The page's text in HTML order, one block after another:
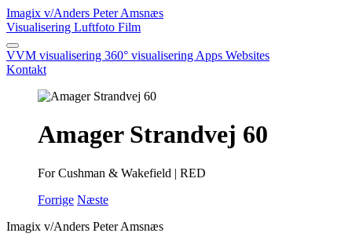
Imagix v/Anders Peter Amsnæs
Visualisering Luftfoto Film
VVM visualisering 360° visualisering Apps Websites
Kontakt
Amager Strandvej 60
For Cushman & Wakefield | RED
Forrige Næste
Imagix v/Anders Peter Amsnæs